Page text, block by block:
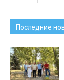
Последние